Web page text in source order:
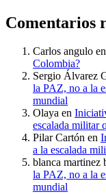
Comentarios
Carlos angulo en
Colombia?
Sergio Álvarez
la PAZ, no a la
mundial
Olaya en
escalada militar
Pilar Cartón en
a la escalada
blanca martinez
la PAZ, no a la
mundial